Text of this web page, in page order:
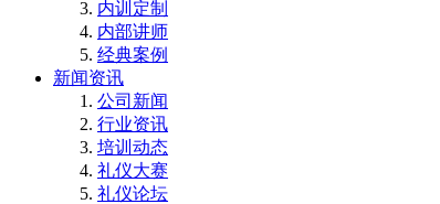
内训定制
内部讲师
经典案例
新闻资讯
公司新闻
行业资讯
培训动态
礼仪大赛
礼仪论坛